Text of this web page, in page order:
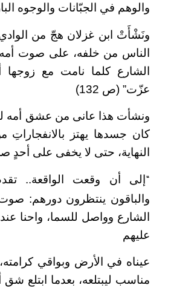
والوهم في الجبّانات والوجوه
ونَشْأَتْ ابن غزلان هجّ من
الناس من خلفه، على صوت
الشارع كلما نامت مع زوجها
عزّت” (ص 132)
ونشأت هذا عانى من عشق أمه
كان جسدها يهتز بالانفجاراتِ
النهاية، حتى لا يخفى على أحدٍ
“إلى أن وقعت الواقعة..
والباقون ينتظرون دورهم:
الشارع وواصل للسما، واحنا
عليهم
عيناه في الأرض وبواقي
مناسب ليبتلعه، بعدما ابتلع